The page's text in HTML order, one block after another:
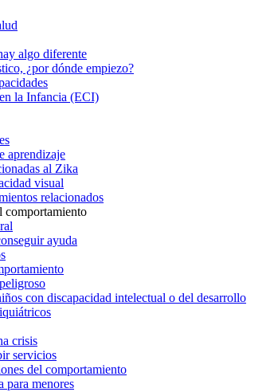
algo diferente
¿por dónde empiezo?
la Infancia (ECI)
aprendizaje
al Zika
visual
relacionados
comportamiento
ayuda
con discapacidad intelectual o del desarrollo
crisis
servicios
del comportamiento
para menores